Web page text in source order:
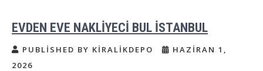
EVDEN EVE NAKLİYECİ BUL İSTANBUL
PUBLISHED BY KIRALIKDEPO
HAZIRAN 1,
2026